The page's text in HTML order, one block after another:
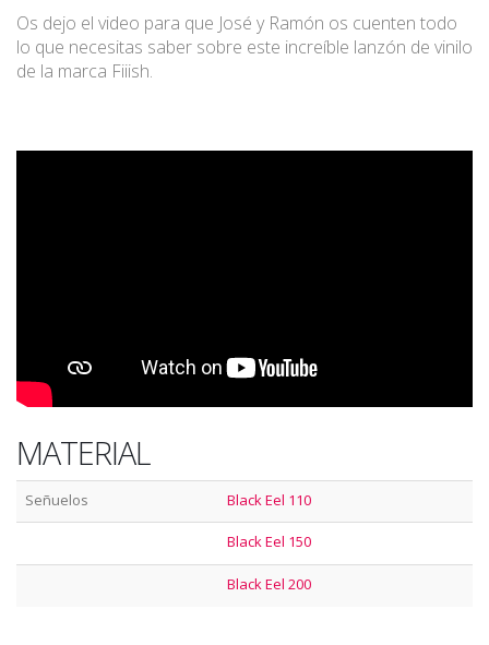
Os dejo el video para que José y Ramón os cuenten todo
lo que necesitas saber sobre este increíble lanzón de vinilo
de la marca Fiiish.
MATERIAL
Señuelos Black Eel 110
Black Eel 150
Black Eel 200